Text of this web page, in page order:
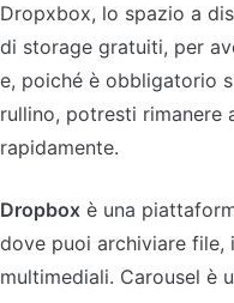
Dropxbox, lo spazio a
di storage gratuiti, per
e, poiché è obbligatorio
rullino, potresti
rapidamente.
Dropbox è una
dove puoi archiviare
multimediali. Carousel è